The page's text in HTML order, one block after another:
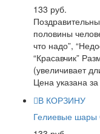
133 руб.
половины
что надо”,
“Красавчик”
(увеличивает
Цена указана
В КОРЗИНУ
Гелиевые